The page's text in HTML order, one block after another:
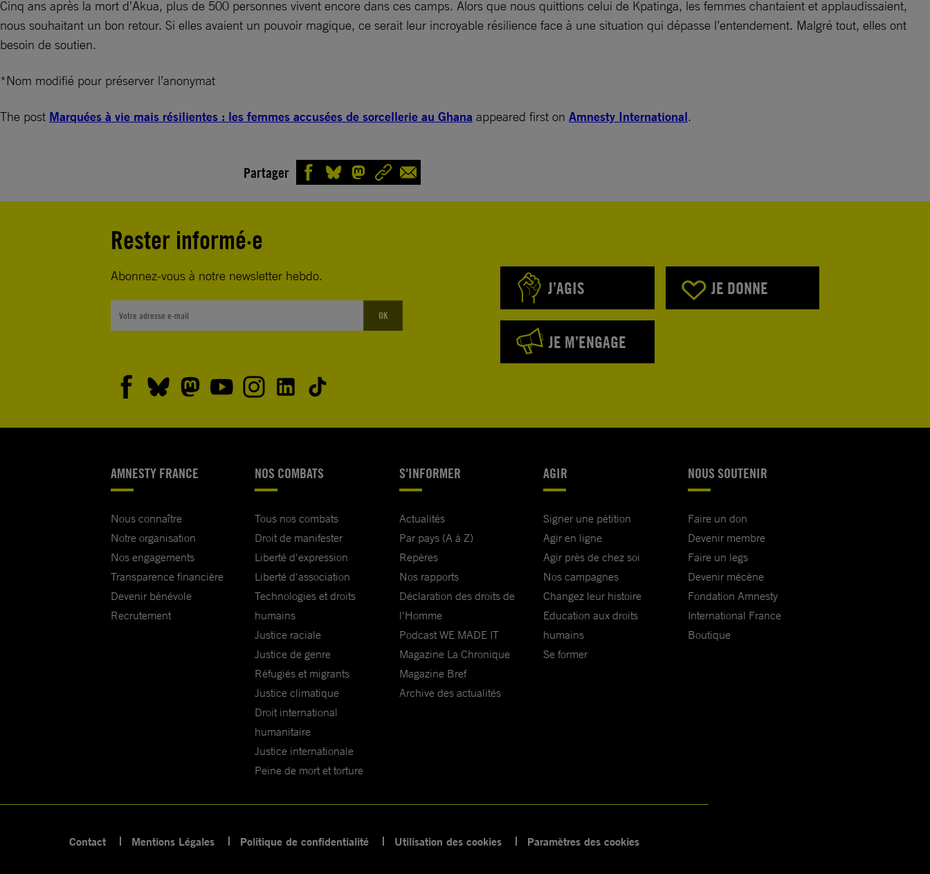
Cinq ans après la mort d’Akua, plus de 500 personnes vivent encore dans ces camps. Alors que nous quittions celui de Kpatinga, les femmes chantaient et applaudissaient,
nous souhaitant un bon retour. Si elles avaient un pouvoir magique, ce serait leur incroyable résilience face à une situation qui dépasse l’entendement. Malgré tout, elles ont
besoin de soutien.
*Nom modifié pour préserver l’anonymat
The post Marquées à vie mais résilientes : les femmes accusées de sorcellerie au Ghana appeared first on Amnesty International.
Partager
Rester informé·e
Abonnez-vous à notre newsletter hebdo.
OK
J’AGIS JE DONNE
JE M’ENGAGE
AMNESTY FRANCE
Nous connaître
Notre organisation
Nos engagements
Transparence financière
Devenir bénévole
Recrutement
NOS COMBATS
Tous nos combats
Droit de manifester
Liberté d'expression
Liberté d'association
Technologies et droits
humains
Justice raciale
Justice de genre
Réfugiés et migrants
Justice climatique
Droit international
humanitaire
Justice internationale
Peine de mort et torture
S'INFORMER
Actualités
Par pays (A à Z)
Repères
Nos rapports
Déclaration des droits de
l'Homme
Podcast WE MADE IT
Magazine La Chronique
Magazine Bref
Archive des actualités
AGIR
Signer une pétition
Agir en ligne
Agir près de chez soi
Nos campagnes
Changez leur histoire
Education aux droits
humains
Se former
NOUS SOUTENIR
Faire un don
Devenir membre
Faire un legs
Devenir mécène
Fondation Amnesty
International France
Boutique
Contact Mentions Légales Politique de confidentialité Utilisation des cookies Paramètres des cookies